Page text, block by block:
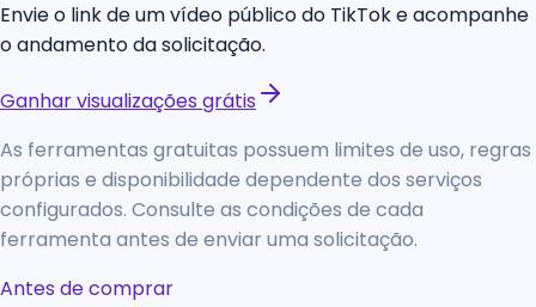
Envie o link de um vídeo público do TikTok e acompanhe
o andamento da solicitação.
Ganhar visualizações grátis
As ferramentas gratuitas possuem limites de uso, regras
próprias e disponibilidade dependente dos serviços
configurados. Consulte as condições de cada
ferramenta antes de enviar uma solicitação.
Antes de comprar